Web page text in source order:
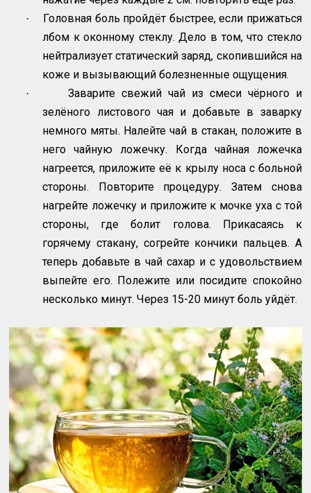
·
Головная боль пройдёт быстрее, если прижаться
лбом к оконному стеклу. Дело в том, что стекло
нейтрализует статический заряд, скопившийся на
коже и вызывающий болезненные ощущения.
·
Заварите свежий чай из смеси чёрного и
зелёного листового чая и добавьте в заварку
немного мяты. Налейте чай в стакан, положите в
него чайную ложечку. Когда чайная ложечка
нагреется, приложите её к крылу носа с больной
стороны. Повторите процедуру. Затем снова
нагрейте ложечку и приложите к мочке уха с той
стороны, где болит голова. Прикасаясь к
горячему стакану, согрейте кончики пальцев. А
теперь добавьте в чай сахар и с удовольствием
выпейте его. Полежите или посидите спокойно
несколько минут. Через 15-20 минут боль уйдёт.